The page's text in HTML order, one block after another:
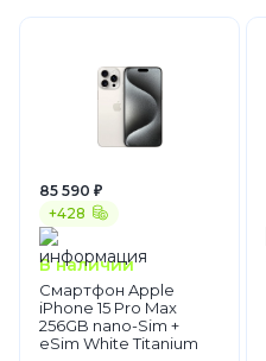
+428
85 590 ₽
В наличии
Смартфон Apple
iPhone 15 Pro Max
256GB nano-Sim +
eSim White Titanium